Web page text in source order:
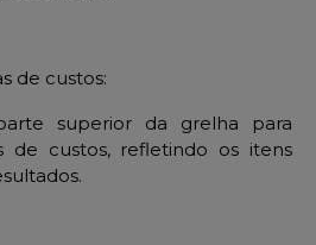
de custos:
superior da grelha para
de custos, refletindo os itens